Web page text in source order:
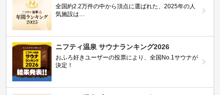
全国約2.2万件の中から頂点に選ばれた、2025年の人
気施設は…
ニフティ温泉 サウナランキング2026
おふろ好きユーザーの投票により、全国No.1サウナが
決定！